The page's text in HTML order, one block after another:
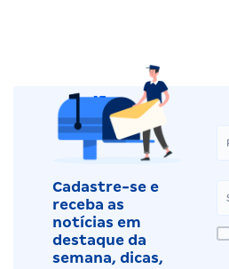
Cadastre-se e
receba as
notícias em
destaque da
semana, dicas,